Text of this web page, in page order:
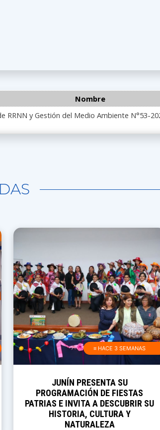
Nombre
RRNN y Gestión del Medio Ambiente N°53-
≡ HACE 3 SEMANAS
JUNÍN PRESENTA SU
PROGRAMACIÓN DE FIESTAS
PATRIAS E INVITA A DESCUBRIR SU
HISTORIA, CULTURA Y
NATURALEZA